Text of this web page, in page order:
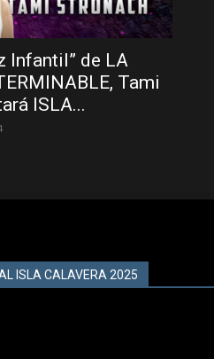
Infantil” de LA
Tami
ISLA...
ISLA CALAVERA 2025